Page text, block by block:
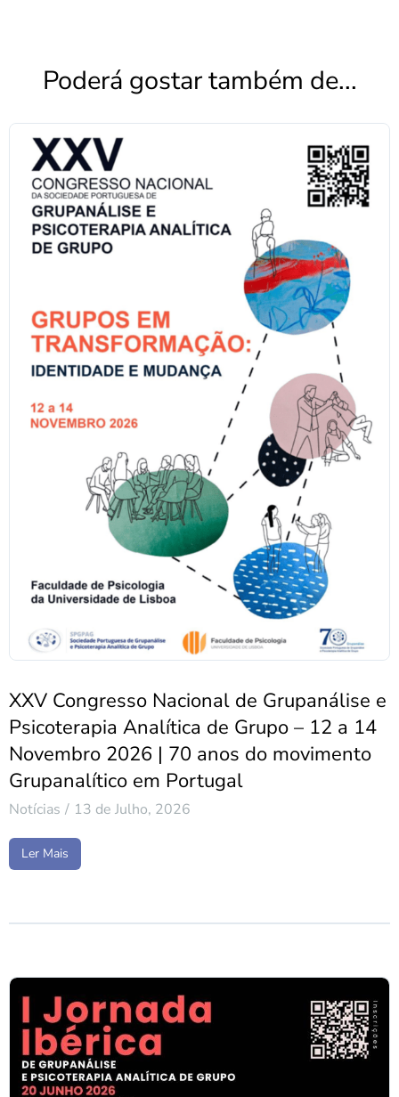
Poderá gostar também de...
XXV Congresso Nacional de Grupanálise e
Psicoterapia Analítica de Grupo – 12 a 14
Novembro 2026 | 70 anos do movimento
Grupanalítico em Portugal
Notícias 13 de Julho, 2026
Ler Mais